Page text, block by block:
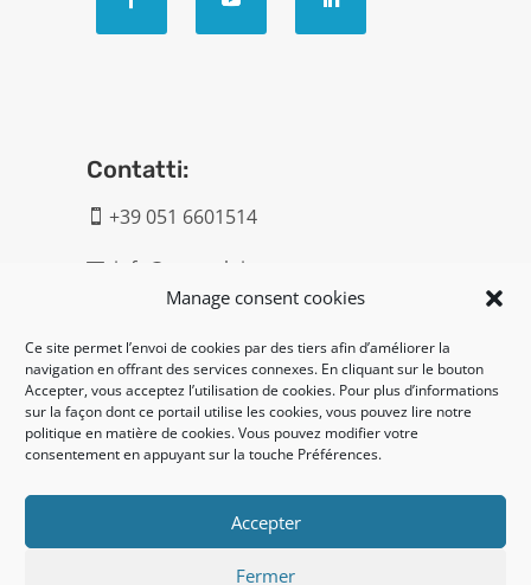
Manage consent cookies
Ce site permet l’envoi de cookies par des tiers afin d’améliorer la
navigation en offrant des services connexes. En cliquant sur le bouton
Accepter, vous acceptez l’utilisation de cookies. Pour plus d’informations
sur la façon dont ce portail utilise les cookies, vous pouvez lire notre
politique en matière de cookies. Vous pouvez modifier votre
consentement en appuyant sur la touche Préférences.
Accepter
Fermer
Contatti:
 +39 051 6601514
 info@geatech.it
UNI EN ISO 9001: 2015
Legal:
Privacy policy
UNI EN ISO 14001: 2015